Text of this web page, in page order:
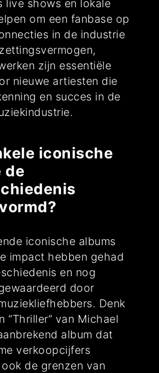
live shows en lokale
om een fanbase op
in de industrie
zijn essentiële
nieuwe artiesten die
en succes in de
iconische
de
iconische albums
impact hebben gehad
en nog
door
Denk
“Thriller” van Michael
album dat
verkoopcijfers
de grenzen van